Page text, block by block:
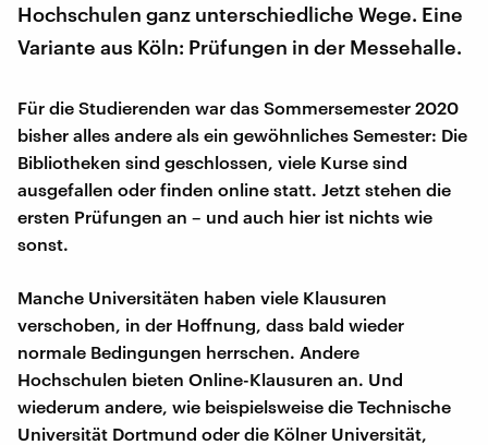
Hochschulen ganz unterschiedliche Wege. Eine
Variante aus Köln: Prüfungen in der Messehalle.
Für die Studierenden war das Sommersemester 2020
bisher alles andere als ein gewöhnliches Semester: Die
Bibliotheken sind geschlossen, viele Kurse sind
ausgefallen oder finden online statt. Jetzt stehen die
ersten Prüfungen an – und auch hier ist nichts wie
sonst.
Manche Universitäten haben viele Klausuren
verschoben, in der Hoffnung, dass bald wieder
normale Bedingungen herrschen. Andere
Hochschulen bieten Online-Klausuren an. Und
wiederum andere, wie beispielsweise die Technische
Universität Dortmund oder die Kölner Universität,